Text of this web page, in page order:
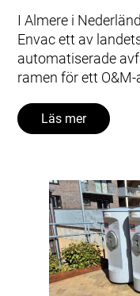
I Almere i
Envac ett av
automatiserade
ramen för ett
Läs mer